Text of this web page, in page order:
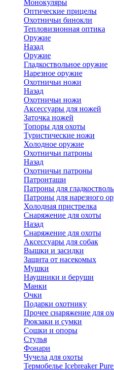
Монокуляры
Оптические прицелы
Охотничьи бинокли
Тепловизионная оптика
Оружие
Назад
Оружие
Гладкоствольное оружие
Нарезное оружие
Охотничьи ножи
Назад
Охотничьи ножи
Аксессуары для ножей
Заточка ножей
Топоры для охоты
Туристические ножи
Холодное оружие
Охотничьи патроны
Назад
Охотничьи патроны
Патронташи
Патроны для
Патроны для нарезного
Холодная пристрелка
Снаряжение для охоты
Назад
Снаряжение для охоты
Аксессуары для собак
Вышки и засидки
Защита от насекомых
Мушки
Наушники и беруши
Манки
Очки
Подарки охотнику
Прочее снаряжение для
Рюкзаки и сумки
Сошки и опоры
Стулья
Фонари
Чучела для охоты
Термобелье Icebreaker